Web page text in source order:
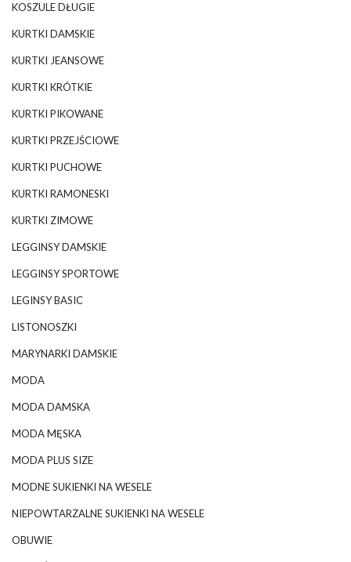
KOSZULE DŁUGIE
KURTKI DAMSKIE
KURTKI JEANSOWE
KURTKI KRÓTKIE
KURTKI PIKOWANE
KURTKI PRZEJŚCIOWE
KURTKI PUCHOWE
KURTKI RAMONESKI
KURTKI ZIMOWE
LEGGINSY DAMSKIE
LEGGINSY SPORTOWE
LEGINSY BASIC
LISTONOSZKI
MARYNARKI DAMSKIE
MODA
MODA DAMSKA
MODA MĘSKA
MODA PLUS SIZE
MODNE SUKIENKI NA WESELE
NIEPOWTARZALNE SUKIENKI NA WESELE
OBUWIE